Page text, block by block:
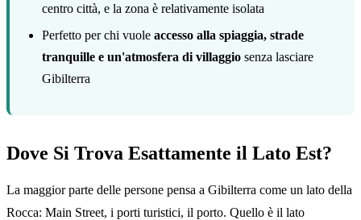
centro città, e la zona è relativamente isolata
Perfetto per chi vuole accesso alla spiaggia, strade
tranquille e un'atmosfera di villaggio senza lasciare
Gibilterra
Dove Si Trova Esattamente il Lato Est?
La maggior parte delle persone pensa a Gibilterra come un lato della
Rocca: Main Street, i porti turistici, il porto. Quello è il lato